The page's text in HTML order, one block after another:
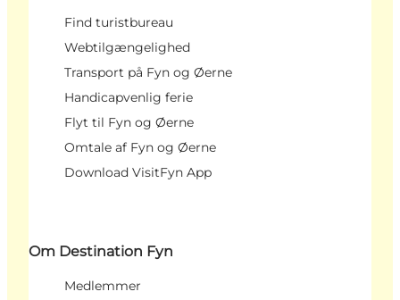
Find turistbureau
Webtilgængelighed
Transport på Fyn og Øerne
Handicapvenlig ferie
Flyt til Fyn og Øerne
Omtale af Fyn og Øerne
Download VisitFyn App
Om Destination Fyn
Medlemmer